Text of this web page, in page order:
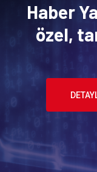
Haber
özel,